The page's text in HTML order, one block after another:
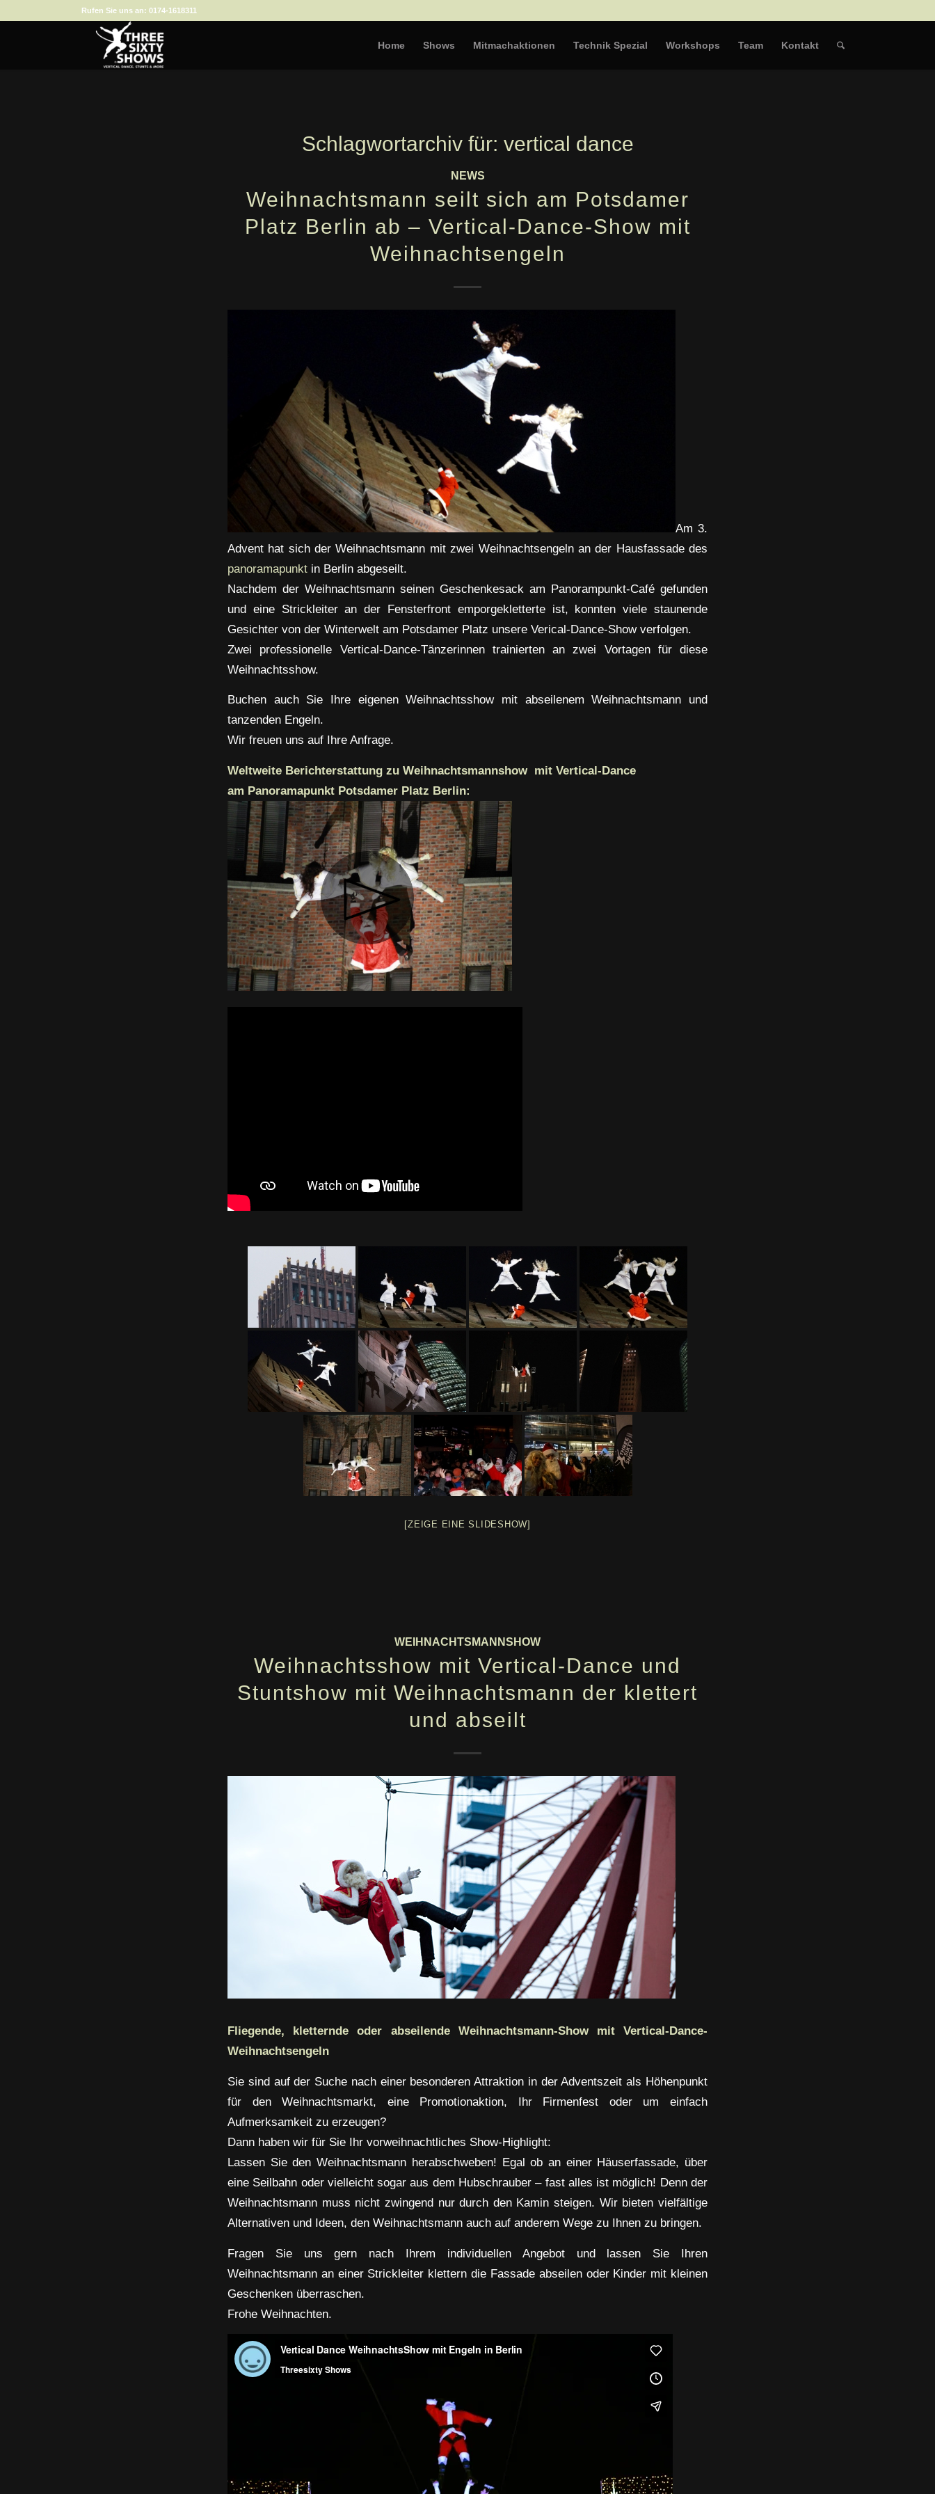
Rufen Sie uns an:0174-1618311
Home Shows Mitmachaktionen Technik Spezial Workshops Team Kontakt
Schlagwortarchiv für: vertical dance
NEWS
Weihnachtsmann seilt sich am Potsdamer
Platz Berlin ab – Vertical-Dance-Show mit
Weihnachtsengeln
Am 3.
Advent hat sich der Weihnachtsmann mit zwei Weihnachtsengeln an der Hausfassade des
panoramapunkt in Berlin abgeseilt.
Nachdem der Weihnachtsmann seinen Geschenkesack am Panorampunkt-Café gefunden
und eine Strickleiter an der Fensterfront emporgekletterte ist, konnten viele staunende
Gesichter von der Winterwelt am Potsdamer Platz unsere Verical-Dance-Show verfolgen.
Zwei professionelle Vertical-Dance-Tänzerinnen trainierten an zwei Vortagen für diese
Weihnachtsshow.
Buchen auch Sie Ihre eigenenWeihnachtsshow mit abseilenem Weihnachtsmann und
tanzenden Engeln.
Wir freuen uns auf Ihre Anfrage.
Weltweite Berichterstattung zu Weihnachtsmannshow mit Vertical-Dance
am Panoramapunkt Potsdamer Platz Berlin:
[ZEIGE EINE SLIDESHOW]
WEIHNACHTSMANNSHOW
Weihnachtsshow mit Vertical-Dance und
Stuntshow mit Weihnachtsmann der klettert
und abseilt
Fliegende, kletternde oder abseilende Weihnachtsmann-Show mit Vertical-Dance-
Weihnachtsengeln
Sie sind auf der Suche nach einer besonderen Attraktion in der Adventszeit als Höhenpunkt
für den Weihnachtsmarkt, eine Promotionaktion, Ihr Firmenfest oder um einfach
Aufmerksamkeit zu erzeugen?
Dann haben wir für Sie Ihr vorweihnachtliches Show-Highlight:
Lassen Sie den Weihnachtsmann herabschweben! Egal ob an einer Häuserfassade, über
eine Seilbahn oder vielleicht sogar aus dem Hubschrauber – fast alles ist möglich! Denn der
Weihnachtsmann muss nicht zwingend nur durch den Kamin steigen. Wir bieten vielfältige
Alternativen und Ideen, den Weihnachtsmann auch auf anderem Wege zu Ihnen zu bringen.
Fragen Sie uns gern nach Ihrem individuellen Angebot und lassen Sie Ihren
Weihnachtsmann an einer Strickleiter klettern die Fassade abseilen oder Kinder mit kleinen
Geschenken überraschen.
Frohe Weihnachten.